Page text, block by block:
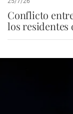
Conflicto
los residentes